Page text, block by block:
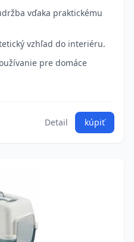
vďaka praktickému
vzhľad do interiéru.
pre domáce
Detail kúpiť